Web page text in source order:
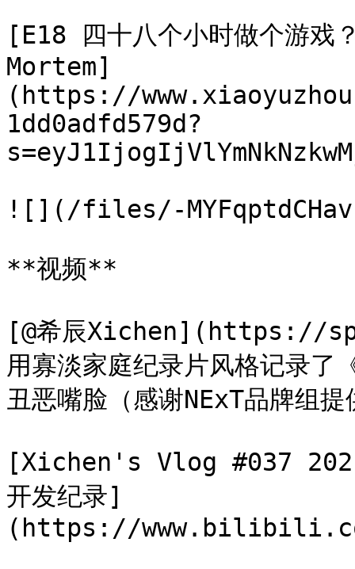
[E18 四十八个小时做个游
Mortem]
(https://
1dd0adfd579d?
![](/files/-
**视频**
[@希辰Xichen](https://
用寡淡家庭纪录片风格记录了
丑恶嘴脸（感谢NExT品牌组
[Xichen's Vlog #037
开发纪录]
(https://